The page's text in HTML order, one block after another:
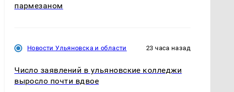
пармезаном
Новости Ульяновска и области 23 часа назад
Число заявлений в ульяновские колледжи
выросло почти вдвое